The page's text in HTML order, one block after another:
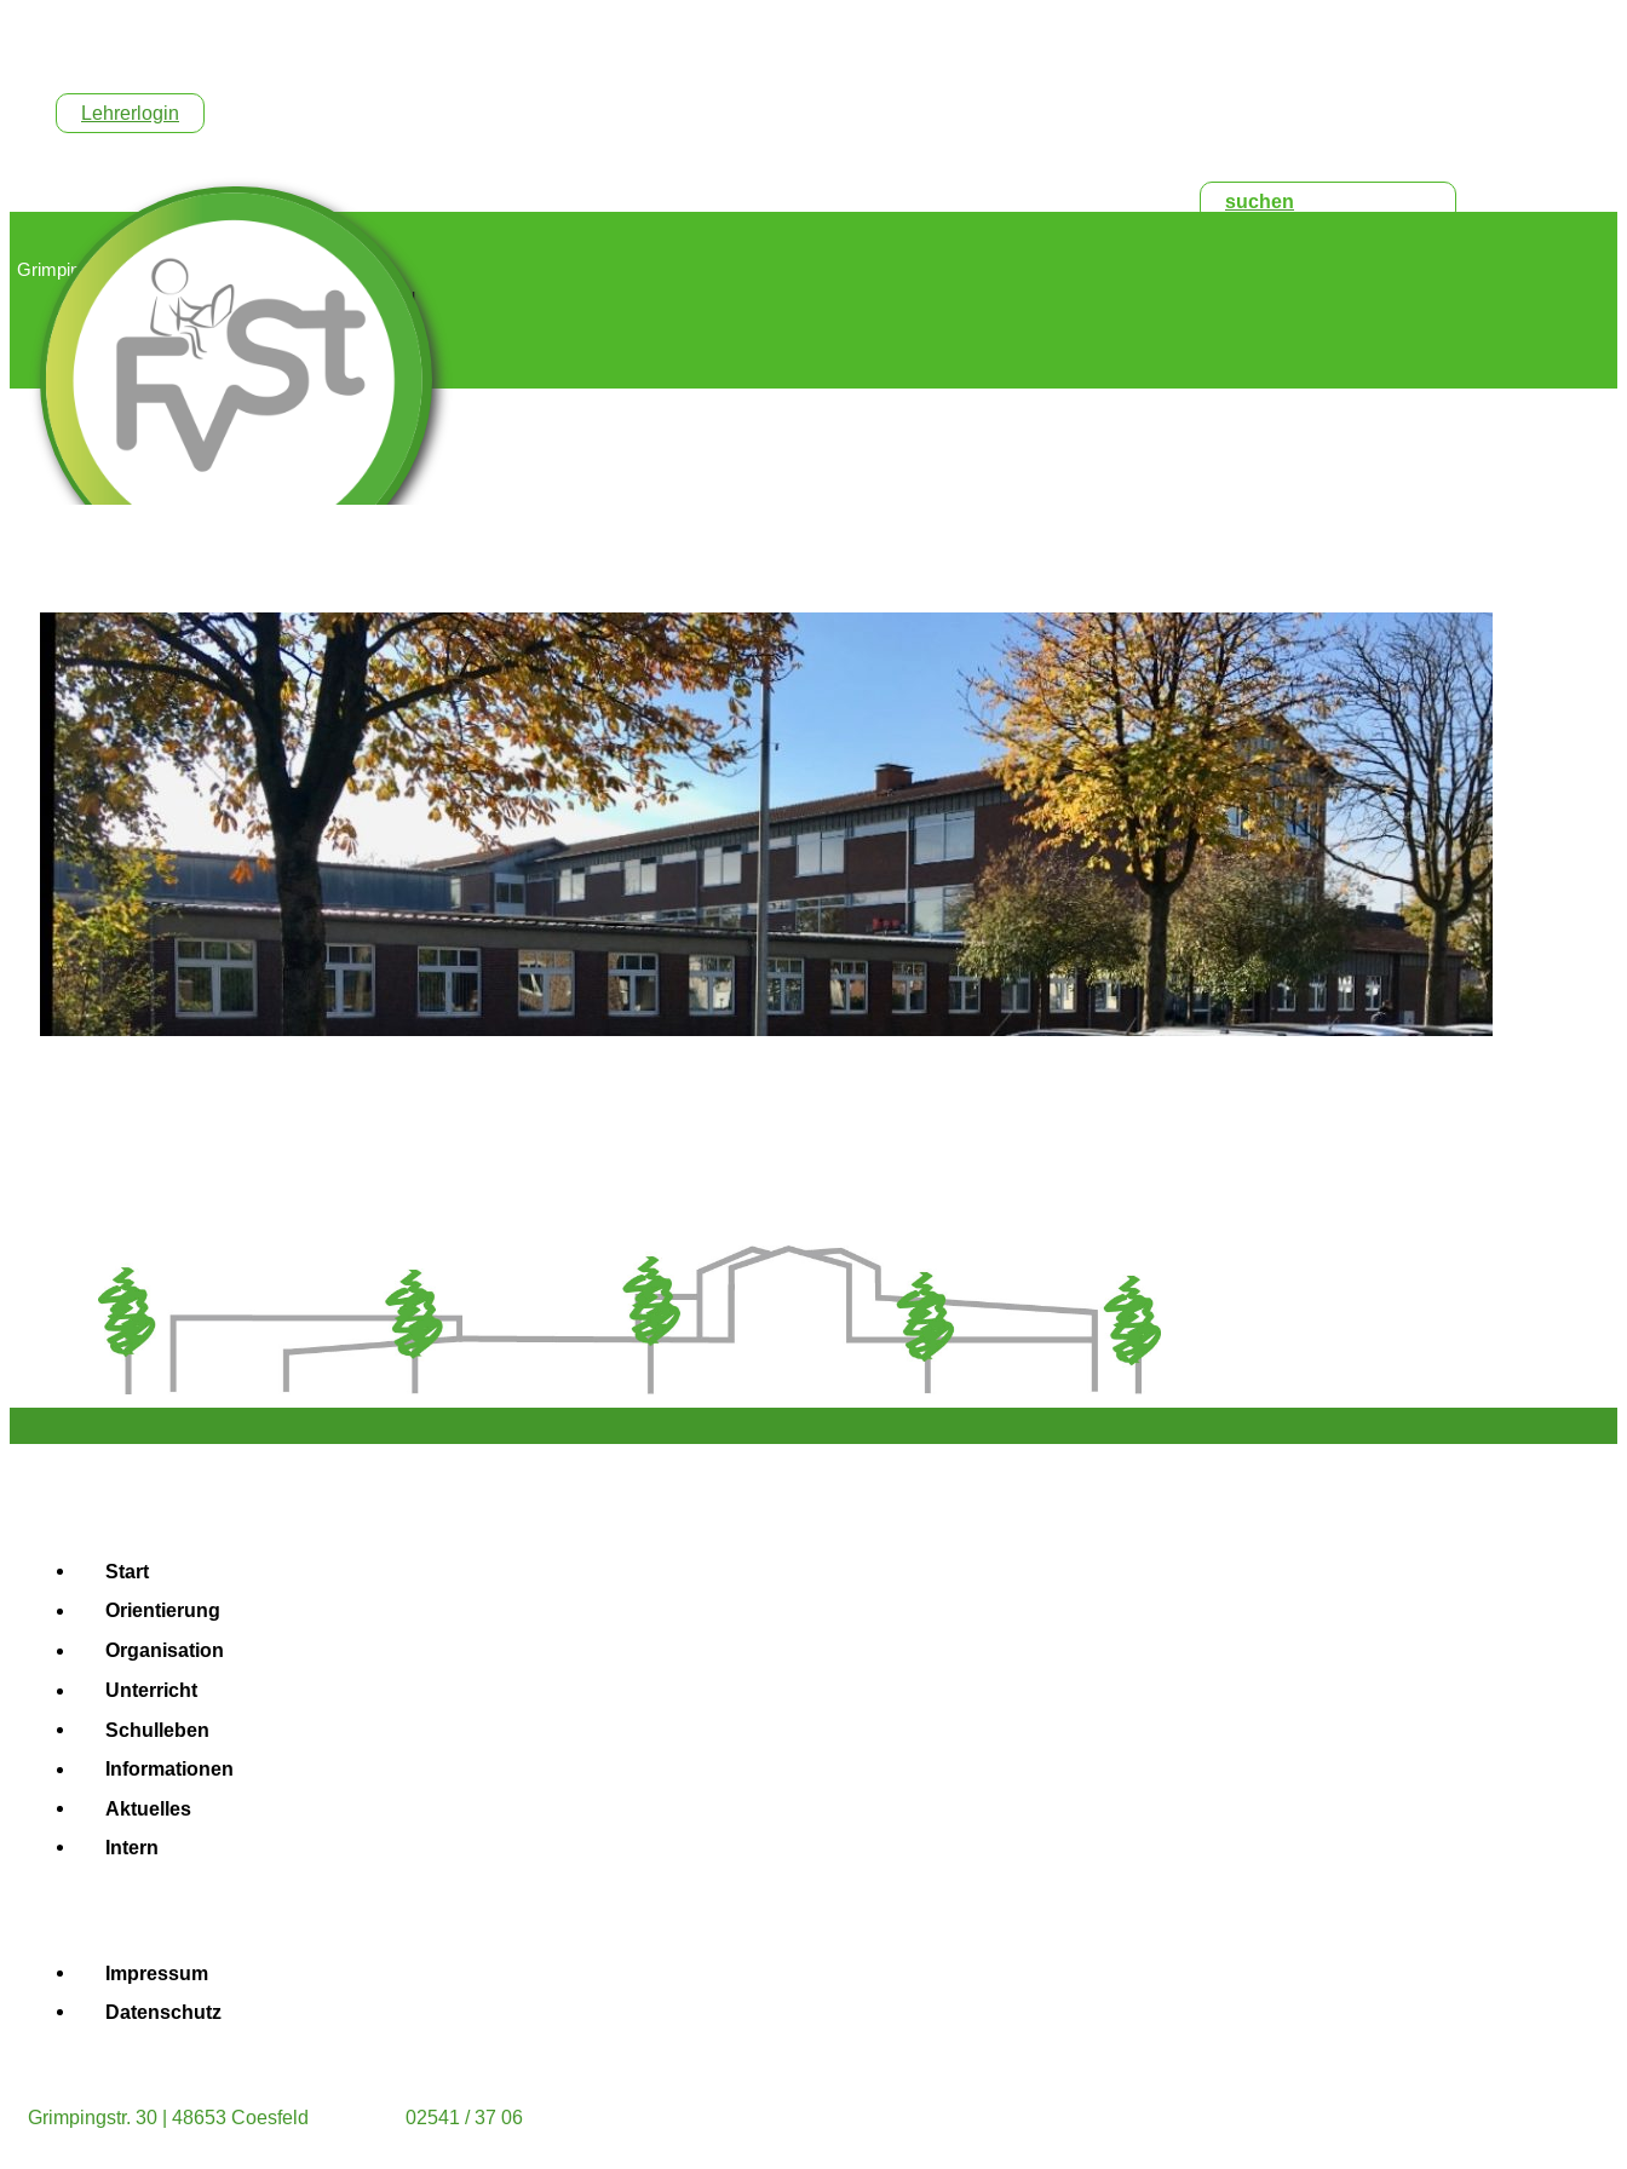
Lehrerlogin
Start
Orientierung
Organisation
Unterricht
Schulleben
Informationen
Aktuelles
Intern
Impressum
Datenschutz
Grimpingstr. 30 | 48653 Coesfeld 02541 / 37 06